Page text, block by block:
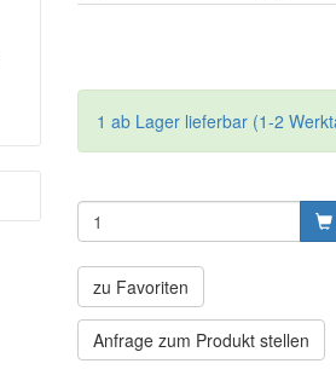
1 ab Lager lieferbar (1-2
zu Favoriten
Anfrage zum Produkt stellen